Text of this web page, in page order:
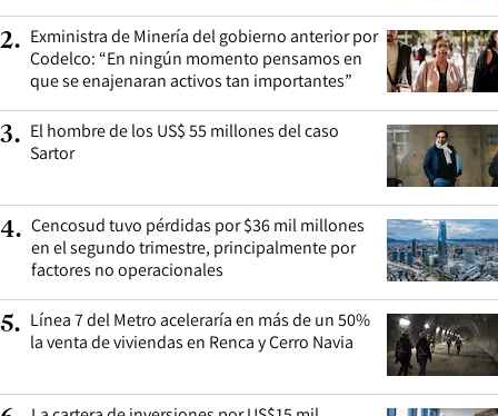
2. Exministra de Minería del gobierno anterior por
Codelco: “En ningún momento pensamos en
que se enajenaran activos tan importantes”
3. El hombre de los US$ 55 millones del caso
Sartor
4. Cencosud tuvo pérdidas por $36 mil millones
en el segundo trimestre, principalmente por
factores no operacionales
5. Línea 7 del Metro aceleraría en más de un 50%
la venta de viviendas en Renca y Cerro Navia